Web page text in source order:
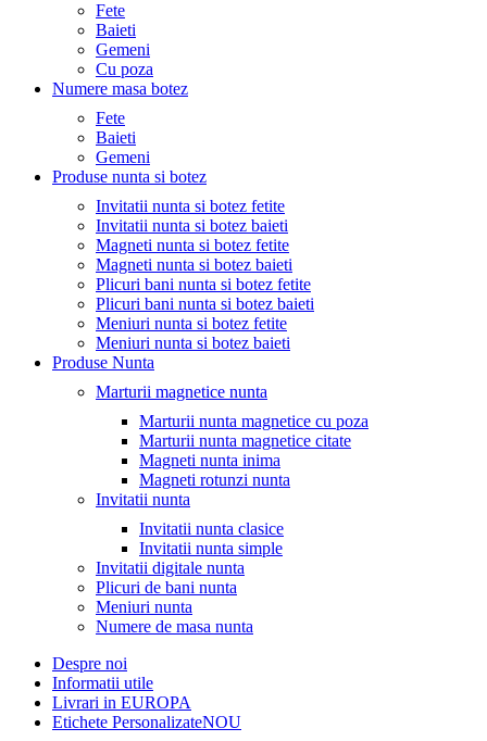
Fete
Baieti
Gemeni
Cu poza
Numere masa botez
Fete
Baieti
Gemeni
Produse nunta si botez
Invitatii nunta si botez fetite
Invitatii nunta si botez baieti
Magneti nunta si botez fetite
Magneti nunta si botez baieti
Plicuri bani nunta si botez fetite
Plicuri bani nunta si botez baieti
Meniuri nunta si botez fetite
Meniuri nunta si botez baieti
Produse Nunta
Marturii magnetice nunta
Marturii nunta magnetice cu poza
Marturii nunta magnetice citate
Magneti nunta inima
Magneti rotunzi nunta
Invitatii nunta
Invitatii nunta clasice
Invitatii nunta simple
Invitatii digitale nunta
Plicuri de bani nunta
Meniuri nunta
Numere de masa nunta
Despre noi
Informatii utile
Livrari in EUROPA
Etichete PersonalizateNOU